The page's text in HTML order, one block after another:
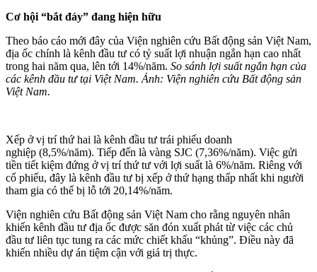
Cơ hội “bắt đáy” đang hiện hữu
Theo báo cáo mới đây của Viện nghiên cứu Bất động sản Việt Nam,
địa ốc chính là kênh đầu tư có tỷ suất lợi nhuận ngắn hạn cao nhất
trong hai năm qua, lên tới 14%/năm. So sánh lợi suất ngắn hạn của
các kênh đầu tư tại Việt Nam. Ảnh: Viện nghiên cứu Bất động sản
Việt Nam.
Xếp ở vị trí thứ hai là kênh đầu tư trái phiếu doanh
nghiệp (8,5%/năm). Tiếp đến là vàng SJC (7,36%/năm). Việc gửi
tiền tiết kiệm đứng ở vị trí thứ tư với lợi suất là 6%/năm. Riêng với
cổ phiếu, đây là kênh đầu tư bị xếp ở thứ hạng thấp nhất khi người
tham gia có thể bị lỗ tới 20,14%/năm.
Viện nghiên cứu Bất động sản Việt Nam cho rằng nguyên nhân
khiến kênh đầu tư địa ốc được săn đón xuất phát từ việc các chủ
đầu tư liên tục tung ra các mức chiết khấu “khủng”. Điều này đã
khiến nhiều dự án tiệm cận với giá trị thực.